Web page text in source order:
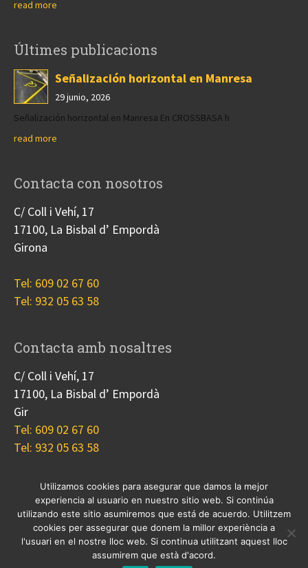
read more
Últimes publicacions
Señalización horizontal en Manresa
29 junio, 2026
Señalización horizontal en Manresa En CROSSBASA h
read more
Contacta con nosotros
C/ Coll i Vehí, 17
17100, La Bisbal d’ Empordà
Girona
Tel: 609 02 67 60
Tel: 932 05 63 58
Contacta amb nosaltres
C/ Coll i Vehí, 17
17100, La Bisbal d’ Empordà
Gir
Tel: 609 02 67 60
Tel: 932 05 63 58
Nosotros Proyectos Blog
Contacto
Cookies
© 2017 Copyright, diseñoGuia33 SL, grupo
Utilizamos cookies para asegurar que damos la mejor
experiencia al usuario en nuestro sitio web. Si continúa
utilizando este sitio asumiremos que está de acuerdo. Utilitzem
cookies per assegurar que donem la millor experiència a
l'usuari en el nostre lloc web. Si continua utilitzant aquest lloc
assumirem que està d'acord.